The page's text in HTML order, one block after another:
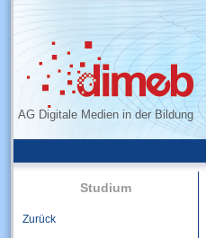
AG Digitale Medien in der Bildung
Studium
Zurück